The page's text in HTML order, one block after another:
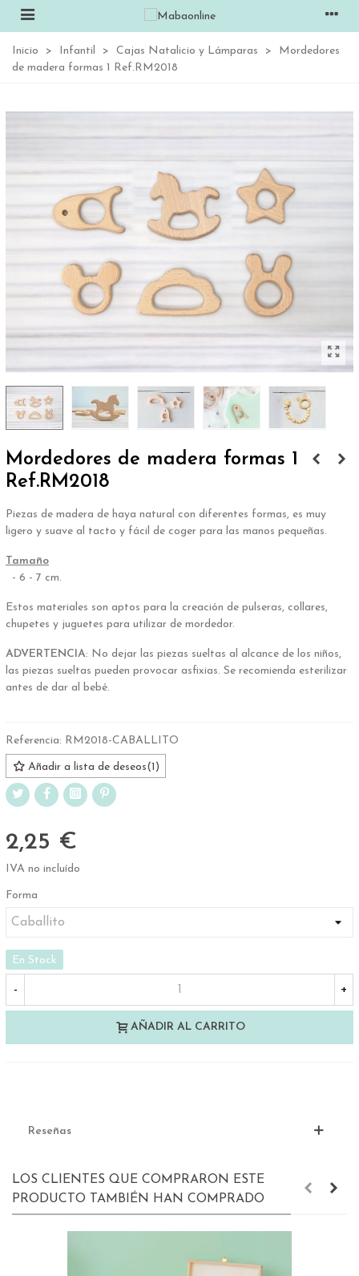
Inicio > Infantil > Cajas Natalicio y Lámparas >
Mordedores
de madera formas 1 Ref.RM2018
Mordedores de madera formas 1
Ref.RM2018
Piezas de madera de haya natural con diferentes formas, es muy
ligero y suave al tacto y fácil de coger para las manos pequeñas.
Tamaño
- 6 - 7 cm.
Estos materiales son aptos para la creación de pulseras, collares,
chupetes y juguetes para utilizar de mordedor.
ADVERTENCIA: No dejar las piezas sueltas al alcance de los niños,
las piezas sueltas pueden provocar asfixias. Se recomienda esterilizar
antes de dar al bebé.
Referencia: RM2018-CABALLITO
Añadir a lista de deseos(1 )
2,25 €
IVA no incluído
Forma
En Stock
- +
AÑADIR AL CARRITO
Reseñas
LOS CLIENTES QUE COMPRARON ESTE
PRODUCTO TAMBIÉN HAN COMPRADO